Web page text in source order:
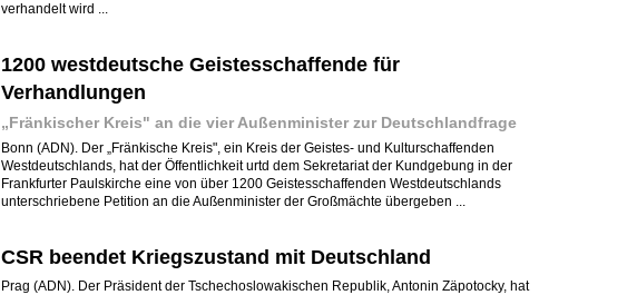
verhandelt wird ...
1200 westdeutsche Geistesschaffende für
Verhandlungen
„Fränkischer Kreis" an die vier Außenminister zur Deutschlandfrage
Bonn (ADN). Der „Fränkische Kreis", ein Kreis der Geistes- und Kulturschaffenden
Westdeutschlands, hat der Öffentlichkeit urtd dem Sekretariat der Kundgebung in der
Frankfurter Paulskirche eine von über 1200 Geistesschaffenden Westdeutschlands
unterschriebene Petition an die Außenminister der Großmächte übergeben ...
CSR beendet Kriegszustand mit Deutschland
Prag (ADN). Der Präsident der Tschechoslowakischen Republik, Antonin Zäpotocky, hat